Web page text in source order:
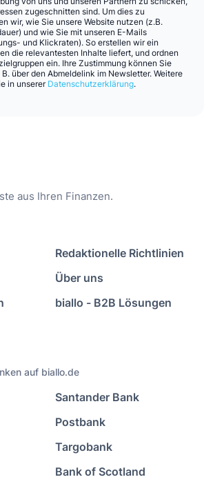
zugeschnitten sind. Um dies zu
wir, wie Sie unsere Website nutzen (z.B.
und wie Sie mit unseren E-Mails
und Klickraten). So erstellen wir ein
die relevantesten Inhalte liefert, und ordnen
ein. Ihre Zustimmung können Sie
über den Abmeldelink im Newsletter. Weitere
in unserer Datenschutzerklärung.
aus Ihren Finanzen.
Redaktionelle Richtlinien
Über uns
biallo - B2B Lösungen
auf biallo.de
Santander Bank
Postbank
Targobank
Bank of Scotland